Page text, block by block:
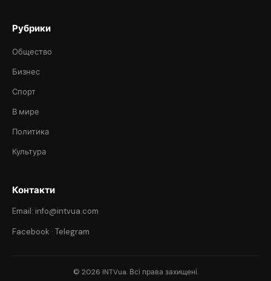
Рубрики
Общество
Бизнес
Спорт
В мире
Политика
Культура
Контакти
Email: info@intvua.com
Facebook · Telegram
© 2026 INTVua. Всі права захищені.